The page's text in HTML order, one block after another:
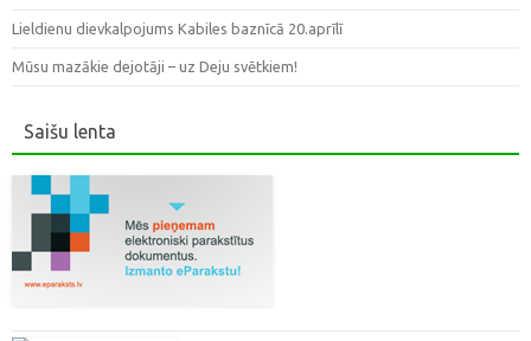
Lieldienu dievkalpojums Kabiles baznīcā 20.aprīlī
Mūsu mazākie dejotāji – uz Deju svētkiem!
Saišu lenta